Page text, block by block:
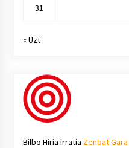
31
« Uzt
Bilbo Hiria irratia Zenbat Gara